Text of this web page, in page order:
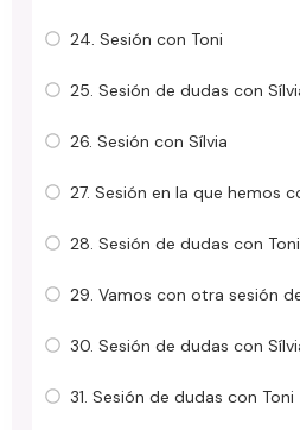
24. Sesión con Toni
25. Sesión de dudas con
26. Sesión con Sílvia
27. Sesión en la que hemos
28. Sesión de dudas con Toni
29. Vamos con otra sesión
30. Sesión de dudas con
31. Sesión de dudas con Toni